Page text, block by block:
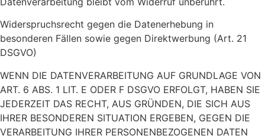
Widerspruchsrecht gegen die Datenerhebung in
besonderen Fällen sowie gegen Direktwerbung (Art. 21
DSGVO)
WENN DIE DATENVERARBEITUNG AUF GRUNDLAGE VON
ART. 6 ABS. 1 LIT. E ODER F DSGVO ERFOLGT, HABEN SIE
JEDERZEIT DAS RECHT, AUS GRÜNDEN, DIE SICH AUS
IHRER BESONDEREN SITUATION ERGEBEN, GEGEN DIE
VERARBEITUNG IHRER PERSONENBEZOGENEN DATEN